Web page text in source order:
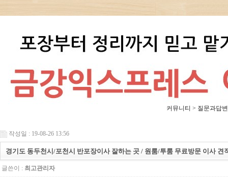
커뮤니티 > 질문과답변
작성일 : 19-08-26 13:56
경기도 동두천시/포천시 반포장이사 잘하는 곳 / 원룸/투룸 무료방문 이사 견
글쓴이 : 최고관리자